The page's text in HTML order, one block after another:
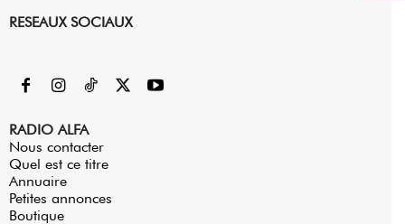
RESEAUX SOCIAUX
RADIO ALFA
Nous contacter
Quel est ce titre
Annuaire
Petites annonces
Boutique